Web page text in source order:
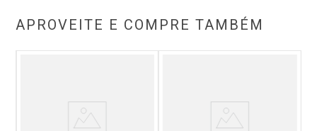
APROVEITE E COMPRE TAMBÉM